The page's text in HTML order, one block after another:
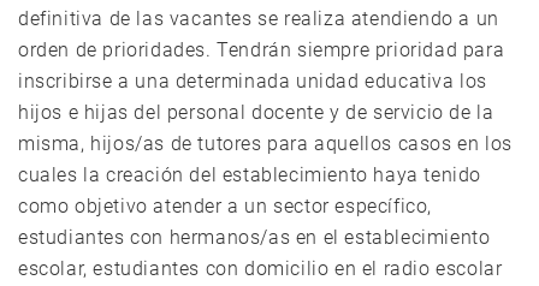
definitiva de las vacantes se realiza atendiendo a un
orden de prioridades. Tendrán siempre prioridad para
inscribirse a una determinada unidad educativa los
hijos e hijas del personal docente y de servicio de la
misma, hijos/as de tutores para aquellos casos en los
cuales la creación del establecimiento haya tenido
como objetivo atender a un sector específico,
estudiantes con hermanos/as en el establecimiento
escolar, estudiantes con domicilio en el radio escolar